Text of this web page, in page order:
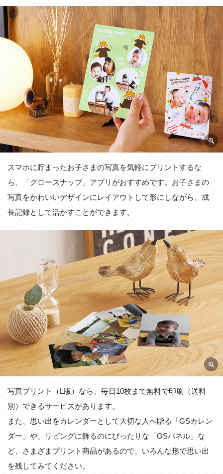
スマホに貯まったお子さまの写真を気軽にプリントするな
ら、「グロースナップ」アプリがおすすめです。お子さまの
写真をかわいいデザインにレイアウトして形にしながら、成
長記録として活かすことができます。
写真プリント（L版）なら、毎日10枚まで無料で印刷（送料
別）できるサービスがあります。
また、思い出をカレンダーとして大切な人へ贈る「GSカレン
ダー」や、リビングに飾るのにぴったりな「GSパネル」な
ど、さまざまプリント商品があるので、いろんな形で思い出
を残してみてください。